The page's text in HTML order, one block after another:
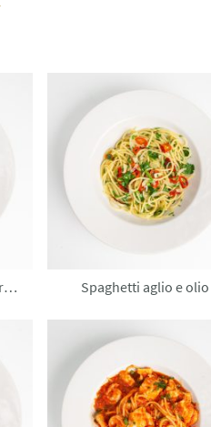
Penne mit Spinat und Gorgonzola Spaghetti aglio e olio